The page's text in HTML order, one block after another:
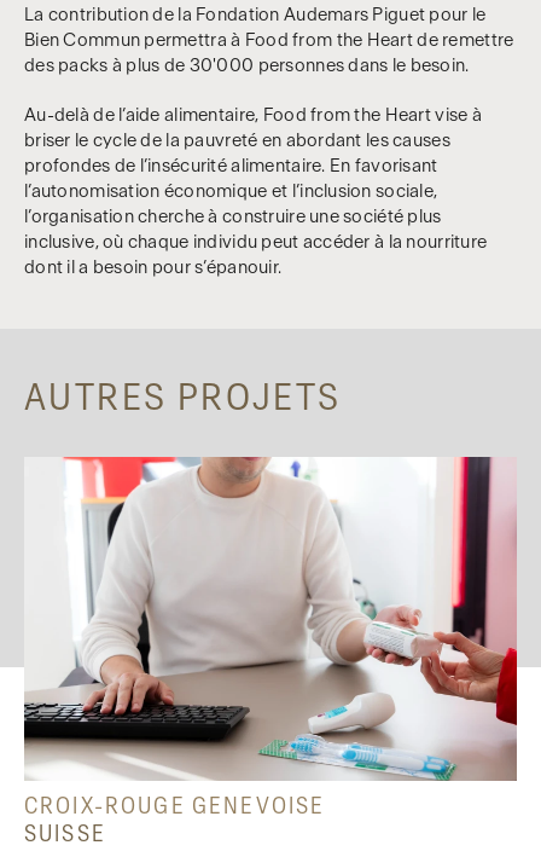
La contribution de la Fondation Audemars Piguet pour le
Bien Commun permettra à Food from the Heart de remettre
des packs à plus de 30'000 personnes dans le besoin.
Au-delà de l’aide alimentaire, Food from the Heart vise à
briser le cycle de la pauvreté en abordant les causes
profondes de l’insécurité alimentaire. En favorisant
l’autonomisation économique et l’inclusion sociale,
l’organisation cherche à construire une société plus
inclusive, où chaque individu peut accéder à la nourriture
dont il a besoin pour s’épanouir.
AUTRES PROJETS
CROIX-ROUGE GENEVOISE
SUISSE